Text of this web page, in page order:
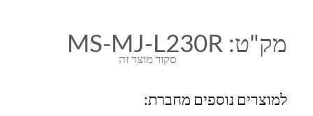
סקור מוצר זה
מק"ט: MS-MJ-L230R
למוצרים נוספים מחברת: